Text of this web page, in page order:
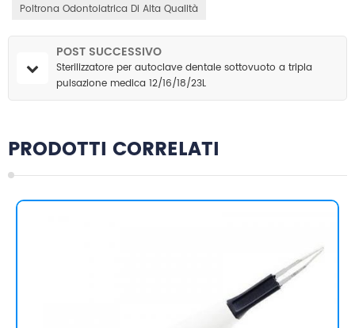
Poltrona Odontoiatrica Di Alta Qualità
POST SUCCESSIVO
Sterilizzatore per autoclave dentale sottovuoto a tripla
pulsazione medica 12/16/18/23L
PRODOTTI CORRELATI